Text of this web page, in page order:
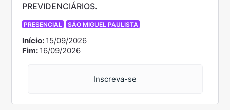
PREVIDENCIÁRIOS.
PRESENCIAL SÃO MIGUEL PAULISTA
Início: 15/09/2026
Fim: 16/09/2026
Inscreva-se